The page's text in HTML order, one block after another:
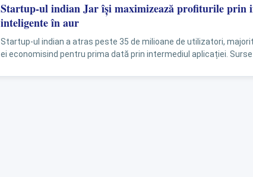
Startup-ul indian Jar își maximizează profiturile prin
inteligente în aur
Startup-ul indian a atras peste 35 de milioane de utilizatori,
ei economisind pentru prima dată prin intermediul aplicației.